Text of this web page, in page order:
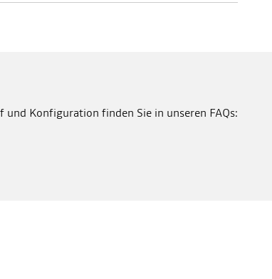
Konfiguration finden Sie in unseren FAQs: